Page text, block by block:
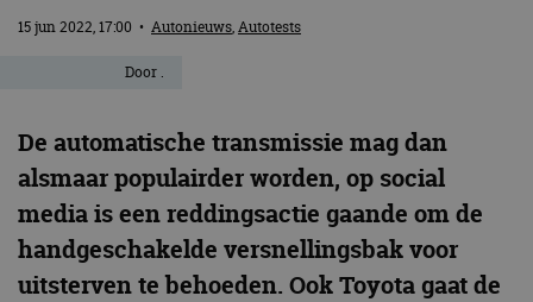
15 jun 2022, 17:00 • Autonieuws,Autotests
Door .
De automatische transmissie mag dan
alsmaar populairder worden, op social
media is een reddingsactie gaande om de
handgeschakelde versnellingsbak voor
uitsterven te behoeden. Ook Toyota gaat de